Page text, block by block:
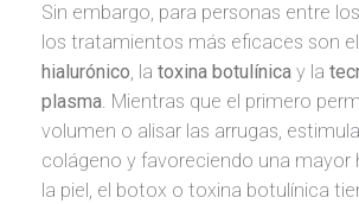
Sin embargo, para personas entre
los tratamientos más eficaces son el
hialurónico, la toxina botulínica y la
plasma. Mientras que el primero
volumen o alisar las arrugas,
colágeno y favoreciendo una mayor
la piel, el botox o toxina botulínica